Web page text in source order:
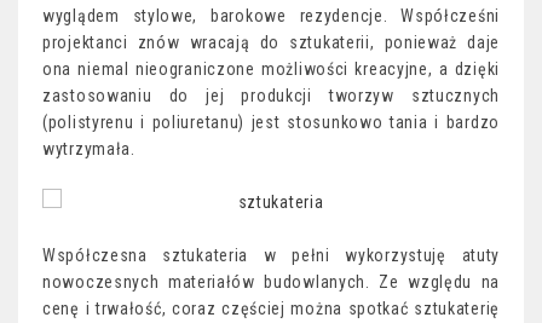
wyglądem stylowe, barokowe rezydencje. Współcześni
projektanci znów wracają do sztukaterii, ponieważ daje
ona niemal nieograniczone możliwości kreacyjne, a dzięki
zastosowaniu do jej produkcji tworzyw sztucznych
(polistyrenu i poliuretanu) jest stosunkowo tania i bardzo
wytrzymała.
Współczesna sztukateria w pełni wykorzystuję atuty
nowoczesnych materiałów budowlanych. Ze względu na
cenę i trwałość, coraz częściej można spotkać sztukaterię